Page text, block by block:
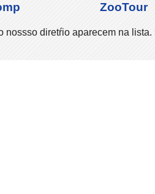
ZooTour
diretŕio aparecem na